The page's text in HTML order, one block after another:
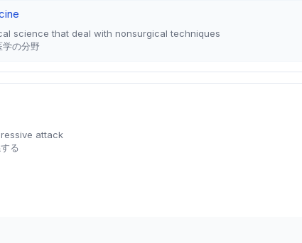
science that deal with nonsurgical techniques
学の分野
attack
る